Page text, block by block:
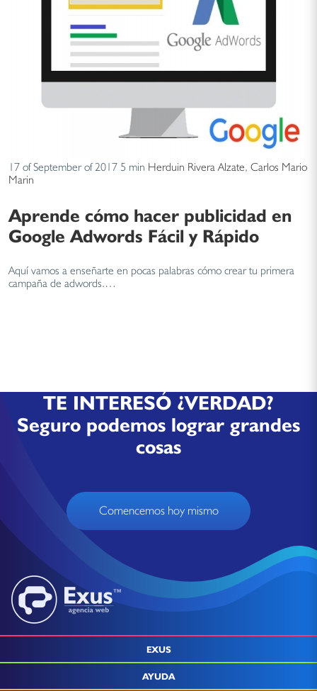
17 of September of 2017 5 min Herduin Rivera Alzate, Carlos Mario
Marin
Aprende cómo hacer publicidad en
Google Adwords Fácil y Rápido
Aquí vamos a enseñarte en pocas palabras cómo crear tu primera
campaña de adwords.…
TE INTERESÓ ¿VERDAD?
Seguro podemos lograr grandes
cosas
Comencemos hoy mismo
EXUS
AYUDA